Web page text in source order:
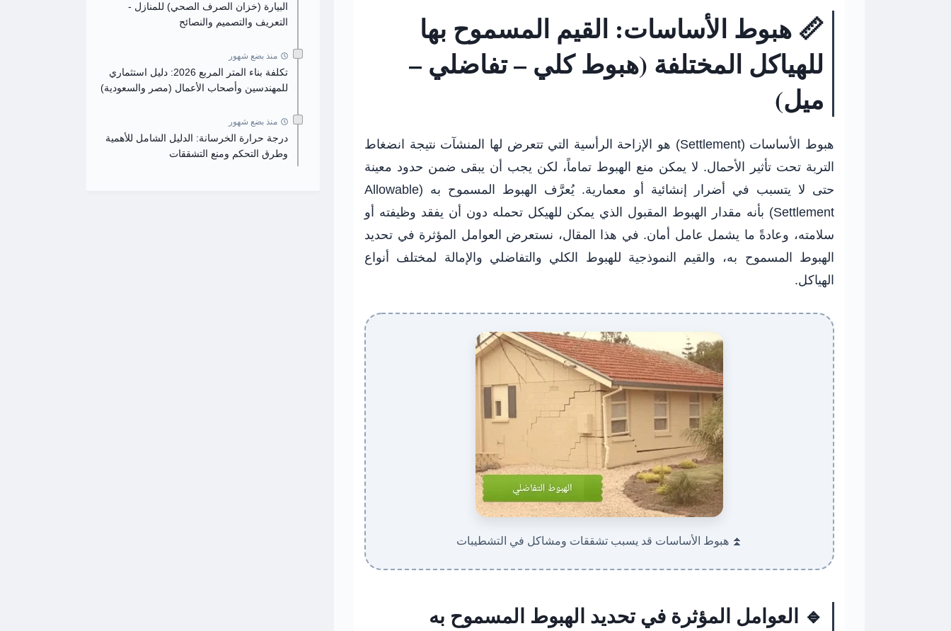
📏 هبوط الأساسات: القيم المسموح بها
للهياكل المختلفة (هبوط كلي – تفاضلي –
ميل)
هبوط الأساسات (Settlement) هو الإزاحة الرأسية التي تتعرض لها المنشآت نتيجة انضغاط
التربة تحت تأثير الأحمال. لا يمكن منع الهبوط تماماً، لكن يجب أن يبقى ضمن حدود معينة
حتى لا يتسبب في أضرار إنشائية أو معمارية. يُعرَّف الهبوط المسموح به
(Allowable
Settlement) بأنه مقدار الهبوط المقبول الذي يمكن للهيكل تحمله دون أن يفقد وظيفته أو
سلامته، وعادةً ما يشمل عامل أمان. في هذا المقال، نستعرض العوامل المؤثرة في تحديد
الهبوط المسموح به، والقيم النموذجية للهبوط الكلي والتفاضلي والإمالة لمختلف أنواع
الهياكل.
⏫ هبوط الأساسات قد يسبب تشققات ومشاكل في التشطيبات
🔹 العوامل المؤثرة في تحديد الهبوط المسموح به
البيارة (خزان الصرف الصحي) للمنازل -
التعريف والتصميم والنصائح
منذ بضع شهور
تكلفة بناء المتر المربع 2026: دليل استثماري
للمهندسين وأصحاب الأعمال (مصر والسعودية)
منذ بضع شهور
درجة حرارة الخرسانة: الدليل الشامل للأهمية
وطرق التحكم ومنع التشققات